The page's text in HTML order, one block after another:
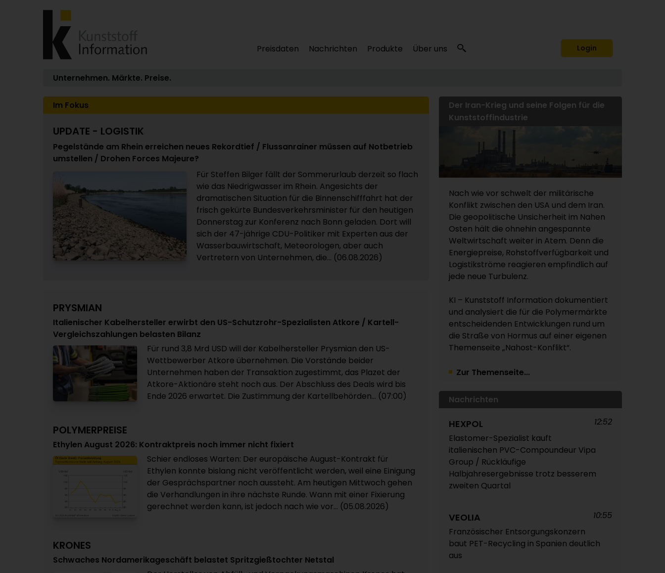
Preisdaten Nachrichten Produkte Über uns Login
Unternehmen. Märkte. Preise.
Im Fokus
UPDATE - LOGISTIK
Pegelstände am Rhein erreichen neues Rekordtief / Flussanrainer müssen auf Notbetrieb
umstellen / Drohen Forces Majeure?
Für Steffen Bilger fällt der Sommerurlaub derzeit so flach
wie das Niedrigwasser im Rhein. Angesichts der
dramatischen Situation für die Binnenschifffahrt hat der
frisch gekürte Bundesverkehrsminister für den heutigen
Donnerstag zur Konferenz nach Bonn geladen. Dort will
sich der 47-jährige CDU-Politiker mit Experten aus der
Wasserbauwirtschaft, Meteorologen, aber auch
Vertretern von Unternehmen, die... (06.08.2026)
PRYSMIAN
Italienischer Kabelhersteller erwirbt den US-Schutzrohr-Spezialisten Atkore / Kartell-
Vergleichszahlungen belasten Bilanz
Für rund 3,8 Mrd USD will der Kabelhersteller Prysmian den US-
Wettbewerber Atkore übernehmen. Die Vorstände beider
Unternehmen haben der Transaktion zugestimmt, das Plazet der
Atkore-Aktionäre steht noch aus. Der Abschluss des Deals wird bis
Ende 2026 erwartet. Die Zustimmung der Kartellbehörden... (07:00)
POLYMERPREISE
Ethylen August 2026: Kontraktpreis noch immer nicht fixiert
Schier endloses Warten: Der europäische August-Kontrakt für
Ethylen konnte bislang nicht veröffentlicht werden, weil eine Einigung
der Gesprächspartner noch aussteht. Am heutigen Mittwoch gehen
die Verhandlungen in ihre nächste Runde. Wann mit einer Fixierung
gerechnet werden kann, ist jedoch nach wie vor... (05.08.2026)
KRONES
Schwaches Nordamerikageschäft belastet Spritzgießtochter Netstal
Der Iran-Krieg und seine Folgen für die
Kunststoffindustrie
Nach wie vor schwelt der militärische
Konflikt zwischen den USA und dem Iran.
Die geopolitische Unsicherheit im Nahen
Osten hält die ohnehin angespannte
Weltwirtschaft weiter in Atem. Denn die
Energiepreise, Rohstoffverfügbarkeit und
Logistikströme reagieren empfindlich auf
jede neue Turbulenz.
KI – Kunststoff Information dokumentiert
und analysiert die für die Polymermärkte
entscheidenden Entwicklungen rund um
die Straße von Hormus auf einer eigenen
Themenseite „Nahost-Konflikt“.
Zur Themenseite...
Nachrichten
HEXPOL
Elastomer-Spezialist kauft
italienischen PVC-Compoundeur Vipa
Group / Rückläufige
Halbjahresergebnisse trotz besserem
zweiten Quartal
12:52
VEOLIA
Französischer Entsorgungskonzern
baut PET-Recycling in Spanien deutlich
aus
10:55